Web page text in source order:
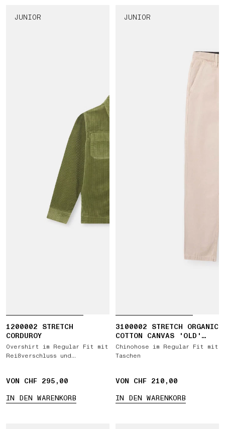
JUNIOR
1200002 STRETCH
CORDUROY
Overshirt im Regular Fit mit
Reißverschluss und
VON CHF 295,00
IN DEN WARENKORB
JUNIOR
3100002 STRETCH ORGANIC
COTTON CANVAS 'OLD'
EFFECT
Chinohose im Regular Fit mit
Taschen
VON CHF 210,00
IN DEN WARENKORB